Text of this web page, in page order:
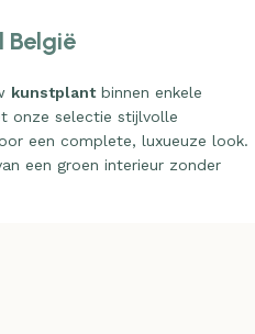
België
kunstplantbinnen enkele
onze selectie stijlvolle
een complete, luxueuze look.
een groen interieur zonder